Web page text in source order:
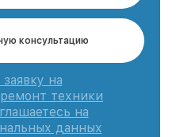
консультацию
на
техники
на
данных